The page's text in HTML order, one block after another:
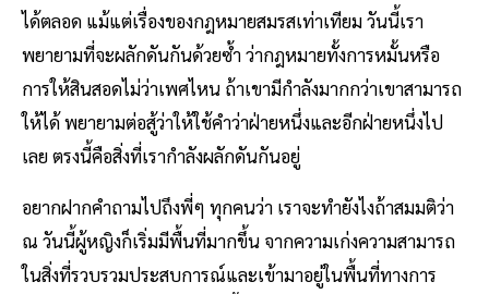
ได้ตลอด แม้แต่เรื่องของกฎหมายสมรสเท่าเทียม วันนี้เรา
พยายามที่จะผลักดันกันด้วยซ้ำ ว่ากฎหมายทั้งการหมั้นหรือ
การให้สินสอดไม่ว่าเพศไหน ถ้าเขามีกำลังมากกว่าเขาสามารถ
ให้ได้ พยายามต่อสู้ว่าให้ใช้คำว่าฝ่ายหนึ่งและอีกฝ่ายหนึ่งไป
เลย ตรงนี้คือสิ่งที่เรากำลังผลักดันกันอยู่
อยากฝากคำถามไปถึงพี่ๆ ทุกคนว่า เราจะทำยังไงถ้าสมมติว่า
ณ วันนี้ผู้หญิงก็เริ่มมีพื้นที่มากขึ้น จากความเก่งความสามารถ
ในสิ่งที่รวบรวมประสบการณ์และเข้ามาอยู่ในพื้นที่ทางการ